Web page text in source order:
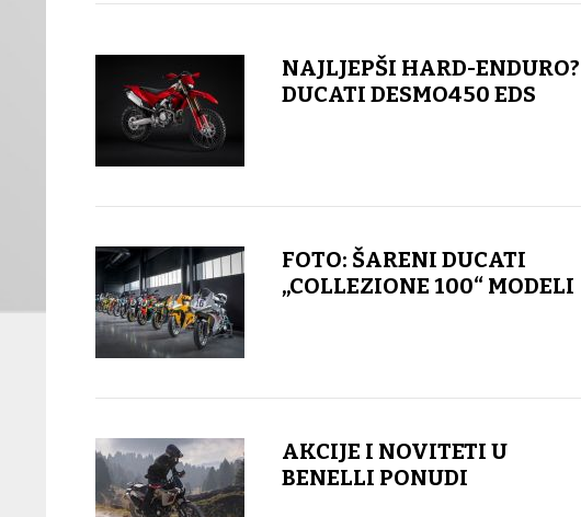
NAJLJEPŠI HARD-ENDURO?
DUCATI DESMO450 EDS
FOTO: ŠARENI DUCATI
„COLLEZIONE 100“ MODELI
AKCIJE I NOVITETI U
BENELLI PONUDI